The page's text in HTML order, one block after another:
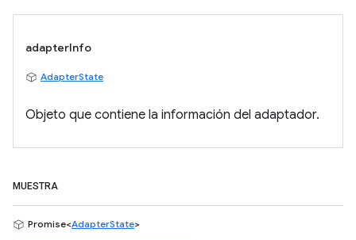
adapterInfo
AdapterState
Objeto que contiene la información del adaptador.
MUESTRA
Promise<AdapterState>